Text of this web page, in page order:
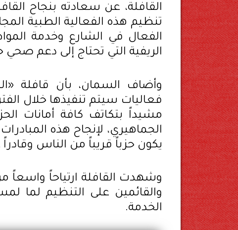
القافلة، عن سعادته بنجاح
تنظيم هذه الفعالية الطبية
الفعال في الشارع وخدمة
الريفية التي تحتاج إلى دعم صحي
وأضاف السمان، بأن قافلة
فعاليات سيتم تنفيذها خلال
مشيداً بتكاتف كافة أمانات
الجماهيري، لإنجاح هذه
يكون حزباً قريباً من الناس وقادراً
وشهدت القافلة ارتياحاً واسعاً
والقائمين على التنظيم لما
الخدمة.